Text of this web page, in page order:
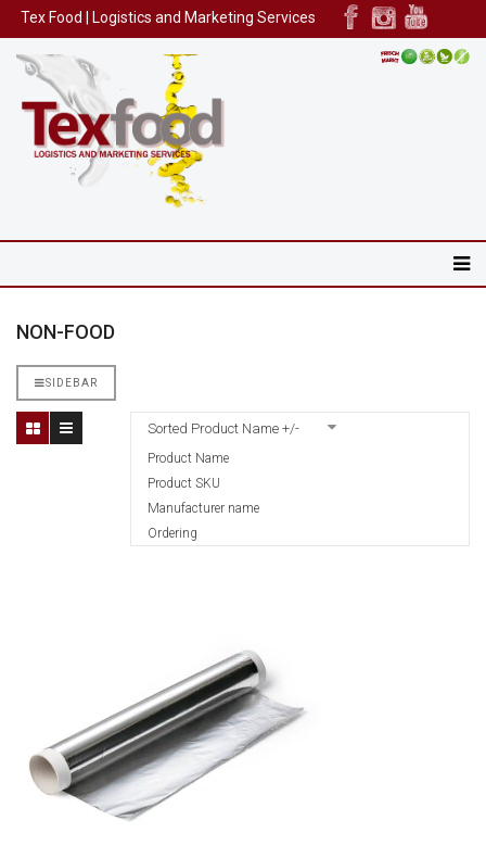
Tex Food | Logistics and Marketing Services
NON-FOOD
SIDEBAR
Sorted Product Name +/-
Product Name
Product SKU
Manufacturer name
Ordering